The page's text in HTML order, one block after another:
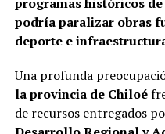
podría paralizar obras
deporte e
Una profunda
la provincia de Chiloé
de recursos entregados